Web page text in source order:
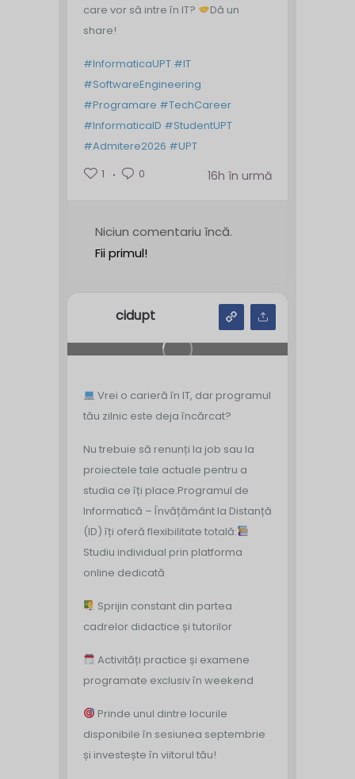
care vor să intre în IT?
Dă un
share!
#InformaticaUPT #IT
#SoftwareEngineering
#Programare #TechCareer
#InformaticaID #StudentUPT
#Admitere2026 #UPT
1
0 16h în urmă
Niciun comentariu încă.
Fii primul!
cidupt
Vrei o carieră în IT, dar programul
tău zilnic este deja încărcat?
Nu trebuie să renunți la job sau la
proiectele tale actuale pentru a
studia ce îți place.Programul de
Informatică – Învățământ la Distanță
(ID) îți oferă flexibilitate totală:
Studiu individual prin platforma
online dedicată
Sprijin constant din partea
cadrelor didactice și tutorilor
Activități practice și examene
programate exclusiv în weekend
Prinde unul dintre locurile
disponibile în sesiunea septembrie
și investește în viitorul tău!